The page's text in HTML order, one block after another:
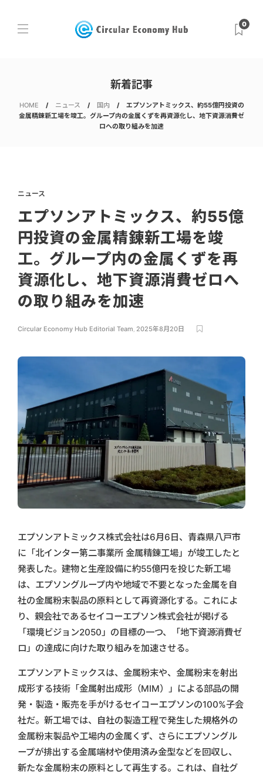
0
新着記事
HOME ニュース 国内
エプソンアトミックス、約55億円投資の
金属精錬新工場を竣工。グループ内の金属くずを再資源化し、地下資源消費ゼ
ロへの取り組みを加速
ニュース
エプソンアトミックス、約55億
円投資の金属精錬新工場を竣
工。グループ内の金属くずを再
資源化し、地下資源消費ゼロへ
の取り組みを加速
Circular Economy Hub Editorial Team, 2025年8月20日
エプソンアトミックス株式会社は6月6日、青森県八戸市
に「北インター第二事業所 金属精錬工場」が竣工したと
発表した。建物と生産設備に約55億円を投じた新工場
は、エプソングループ内や地域で不要となった金属を自
社の金属粉末製品の原料として再資源化する。これによ
り、親会社であるセイコーエプソン株式会社が掲げる
「環境ビジョン2050」の目標の一つ、「地下資源消費ゼ
ロ」の達成に向けた取り組みを加速させる。
エプソンアトミックスは、金属粉末や、金属粉末を射出
成形する技術「金属射出成形（MIM）」による部品の開
発・製造・販売を手がけるセイコーエプソンの100%子会
社だ。新工場では、自社の製造工程で発生した規格外の
金属粉末製品や工場内の金属くず、さらにエプソングル
ープが排出する金属端材や使用済み金型などを回収し、
新たな金属粉末の原料として再生する。これは、自社グ